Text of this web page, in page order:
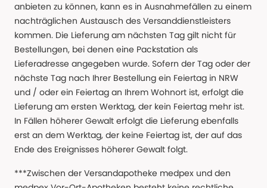
anbieten zu können, kann es in Ausnahmefällen zu einem
nachträglichen Austausch des Versanddienstleisters
kommen. Die Lieferung am nächsten Tag gilt nicht für
Bestellungen, bei denen eine Packstation als
Lieferadresse angegeben wurde. Sofern der Tag oder der
nächste Tag nach Ihrer Bestellung ein Feiertag in NRW
und / oder ein Feiertag an Ihrem Wohnort ist, erfolgt die
Lieferung am ersten Werktag, der kein Feiertag mehr ist.
In Fällen höherer Gewalt erfolgt die Lieferung ebenfalls
erst an dem Werktag, der keine Feiertag ist, der auf das
Ende des Ereignisses höherer Gewalt folgt.
***Zwischen der Versandapotheke medpex und den